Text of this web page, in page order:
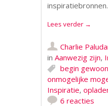
inspiratiebronnen.
Lees verder →
Charlie
inAanwezig zijn,
begin gewoon
onmogelijke
Inspiratie,
6 reacties